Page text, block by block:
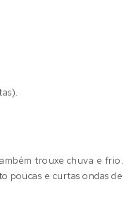
trouxe chuva e frio.
poucas e curtas ondas de